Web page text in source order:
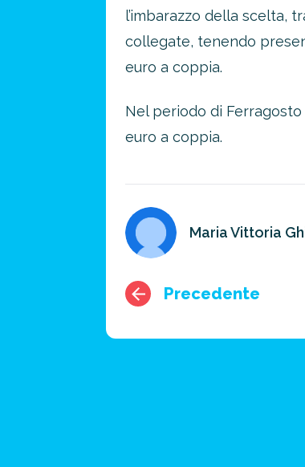
l’imbarazzo della scelta,
collegate, tenendo
euro a coppia.
Nel periodo di
euro a coppia.
Maria Vittoria
Precedente